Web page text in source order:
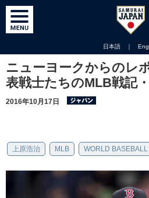
日本語 ｜
ニューヨークからのレ
表戦士たちのMLB戦記
2016年10月17日
上原浩治 MLB WORLD